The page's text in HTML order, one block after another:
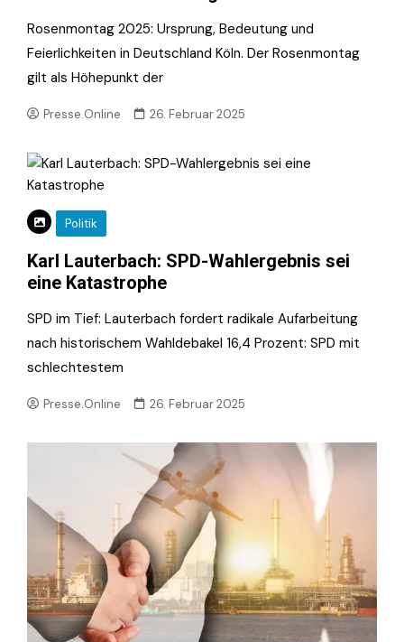
Rosenmontag 2025: Ursprung, Bedeutung und
Feierlichkeiten in Deutschland Köln. Der Rosenmontag
gilt als Höhepunkt der
Presse.Online 26. Februar 2025
Politik
Karl Lauterbach: SPD-Wahlergebnis sei
eine Katastrophe
SPD im Tief: Lauterbach fordert radikale Aufarbeitung
nach historischem Wahldebakel 16,4 Prozent: SPD mit
schlechtestem
Presse.Online 26. Februar 2025